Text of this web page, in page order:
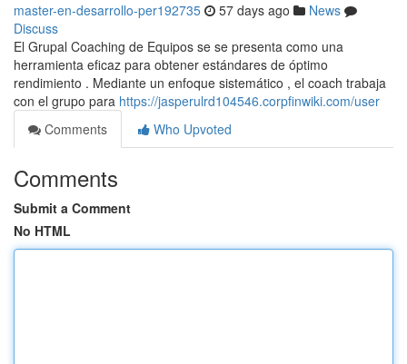
master-en-desarrollo-per192735 57 days ago
News
Discuss
El Grupal Coaching de Equipos se se presenta como una
herramienta eficaz para obtener estándares de óptimo
rendimiento . Mediante un enfoque sistemático , el coach trabaja
con el grupo para https://jasperulrd104546.corpfinwiki.com/user
Comments
Who Upvoted
Comments
Submit a Comment
No HTML